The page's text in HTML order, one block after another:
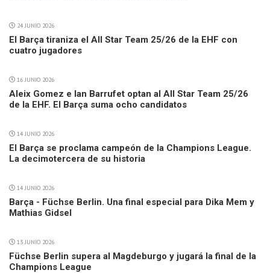
24 JUNIO 2026
El Barça tiraniza el All Star Team 25/26 de la EHF con
cuatro jugadores
16 JUNIO 2026
Aleix Gomez e Ian Barrufet optan al All Star Team 25/26
de la EHF. El Barça suma ocho candidatos
14 JUNIO 2026
El Barça se proclama campeón de la Champions League.
La decimotercera de su historia
14 JUNIO 2026
Barça - Füchse Berlin. Una final especial para Dika Mem y
Mathias Gidsel
13 JUNIO 2026
Füchse Berlin supera al Magdeburgo y jugará la final de la
Champions League